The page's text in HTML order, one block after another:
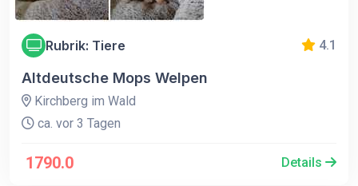
Rubrik: Tiere 4.1
Altdeutsche Mops Welpen
Kirchberg im Wald
ca. vor 3 Tagen
1790.0 Details